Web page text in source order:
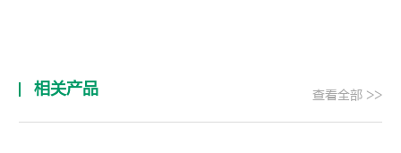
相关产品 查看全部 >>